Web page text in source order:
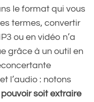
le format qui vous
termes, convertir
ou en vidéo n’a
grâce à un outil en
l’audio : notons
soit extraire